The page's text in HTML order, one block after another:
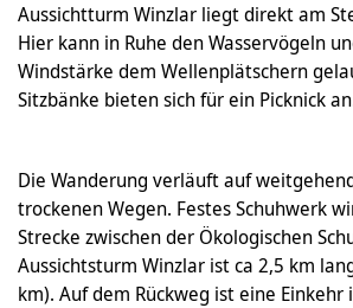
Aussichtturm Winzlar liegt direkt am
Hier kann in Ruhe den Wasservögeln
Windstärke dem Wellenplätschern
Sitzbänke bieten sich für ein Picknick
Die Wanderung verläuft auf
trockenen Wegen. Festes Schuhwerk
Strecke zwischen der Ökologischen
Aussichtsturm Winzlar ist ca 2,5 km
km). Auf dem Rückweg ist eine Einkehr